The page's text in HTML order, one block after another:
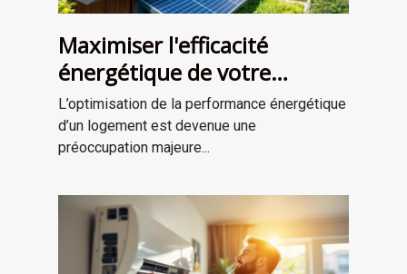
Maximiser l'efficacité
énergétique de votre
habitat : Quelles solutions ?
L’optimisation de la performance énergétique
d’un logement est devenue une
préoccupation majeure...